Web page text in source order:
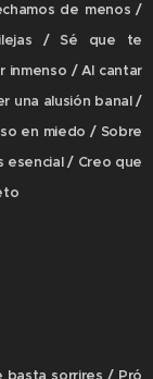
de menos /
/ Sé que te
inmenso / Al cantar
una alusión banal /
en miedo / Sobre
esencial / Creo que